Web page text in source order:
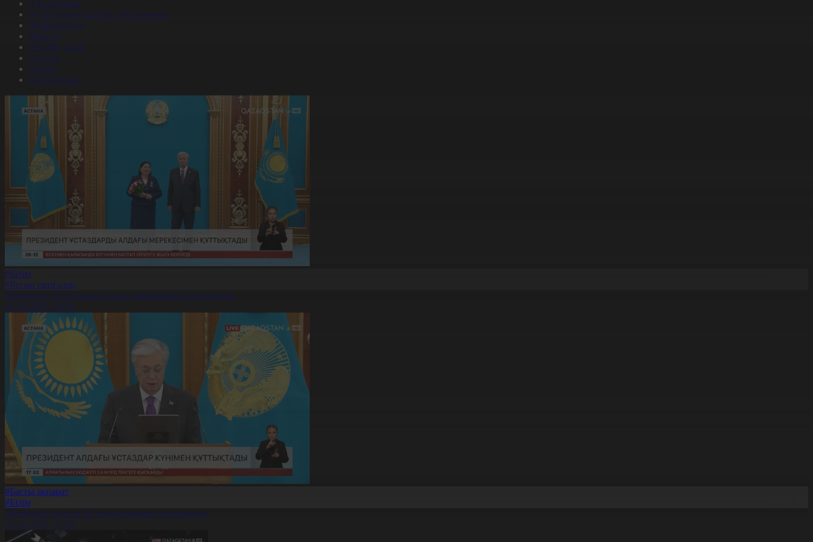
#Экономика
#«100 кітап» ұлттық сауалнамасы
#Референдум
#Оқиға
#EURO 2024
#Спорт
#Әлем
#Денсаулық
#Білім
#Ресми оқиғалар
Президент ұстаздарды алдағы мерекесімен құттықтады
01.10.2025, 19:54
#Басты ақпарат
#Білім
Президент алдағы Ұстаздар күнімен құттықтады
01.10.2025, 17:03